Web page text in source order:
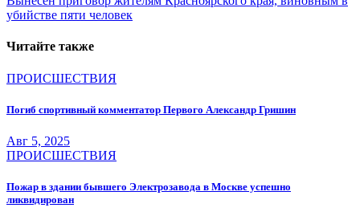
записям
убийстве пяти человек
Читайте также
ПРОИСШЕСТВИЯ
Погиб спортивный комментатор Первого Александр Гришин
Авг 5, 2025
ПРОИСШЕСТВИЯ
Пожар в здании бывшего Электрозавода в Москве успешно
ликвидирован